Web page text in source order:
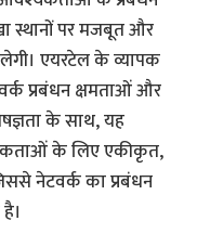
स्थानों पर मजबूत और
एयरटेल के व्यापक
प्रबंधन क्षमताओं और
के साथ, यह
के लिए एकीकृत,
नेटवर्क का प्रबंधन